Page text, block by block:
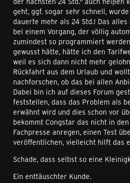
geht, ggf. sogar sehr schnell,
dauerte mehr als 24 Std.! Das
bei einem Vorgang, der völlig
zumindest so programmiert
gewusst hätte, hätte ich den
weil es sich dann nicht mehr
Rückfahrt aus dem Urlaub und
nachforschen, ob das bei allen
Dabei bin ich auf dieses Forum
feststellen, dass das Problem als
erwähnt wird und dies schon vor
bekommt Congstar das nicht in
Fachpresse anregen, einen Test
veröffentlichen, vielleicht hilft das
Schade, dass selbst so eine
Ein enttäuschter Kunde.